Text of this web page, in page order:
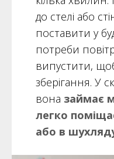
до стелі або
поставити у
потреби
випустити,
зберігання. У
вона займає
легко
або в